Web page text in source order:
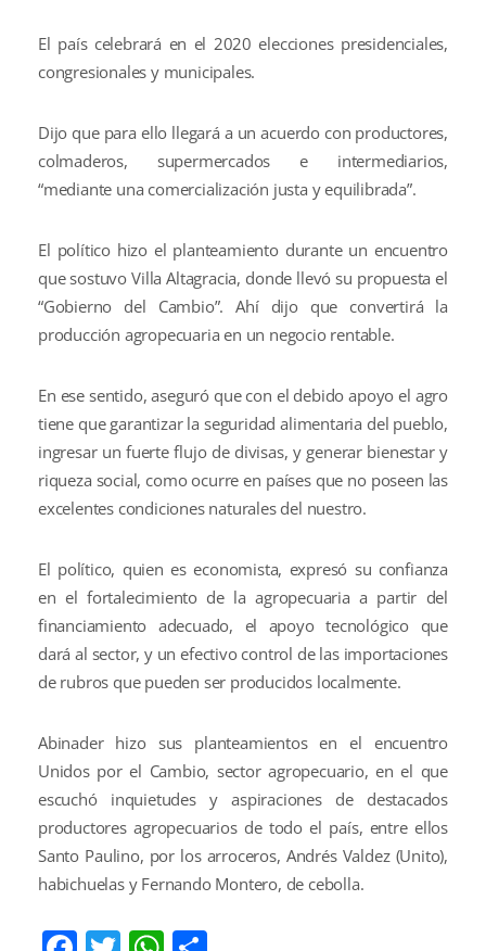
El país celebrará en el 2020 elecciones presidenciales,
congresionales y municipales.
Dijo que para ello llegará a un acuerdo con productores,
colmaderos, supermercados e intermediarios,
“mediante una comercialización justa y equilibrada”.
El político hizo el planteamiento durante un encuentro
que sostuvo Villa Altagracia, donde llevó su propuesta el
“Gobierno del Cambio”. Ahí dijo que convertirá la
producción agropecuaria en un negocio rentable.
En ese sentido, aseguró que con el debido apoyo el agro
tiene que garantizar la seguridad alimentaria del pueblo,
ingresar un fuerte flujo de divisas, y generar bienestar y
riqueza social, como ocurre en países que no poseen las
excelentes condiciones naturales del nuestro.
El político, quien es economista, expresó su confianza
en el fortalecimiento de la agropecuaria a partir del
financiamiento adecuado, el apoyo tecnológico que
dará al sector, y un efectivo control de las importaciones
de rubros que pueden ser producidos localmente.
Abinader hizo sus planteamientos en el encuentro
Unidos por el Cambio, sector agropecuario, en el que
escuchó inquietudes y aspiraciones de destacados
productores agropecuarios de todo el país, entre ellos
Santo Paulino, por los arroceros, Andrés Valdez (Unito),
habichuelas y Fernando Montero, de cebolla.